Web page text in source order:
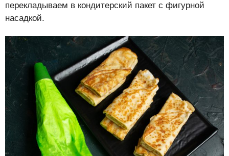
перекладываем в кондитерский пакет с фигурной
насадкой.